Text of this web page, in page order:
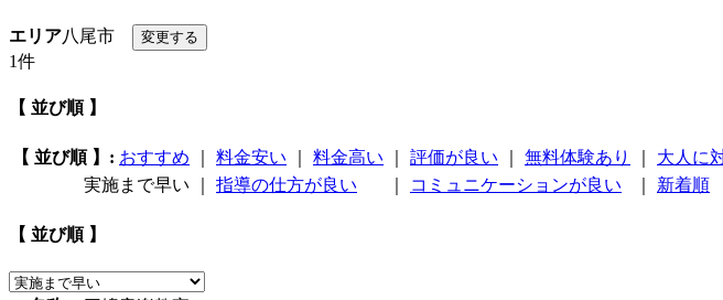
エリア八尾市
1件
【 並び順 】
【 並び順 】: おすすめ 料金安い 料金高い 評価が良い 無料体験あり
大人に
実施まで早い
指導の仕方が良い コミュニケーションが良い 新着順
【 並び順 】